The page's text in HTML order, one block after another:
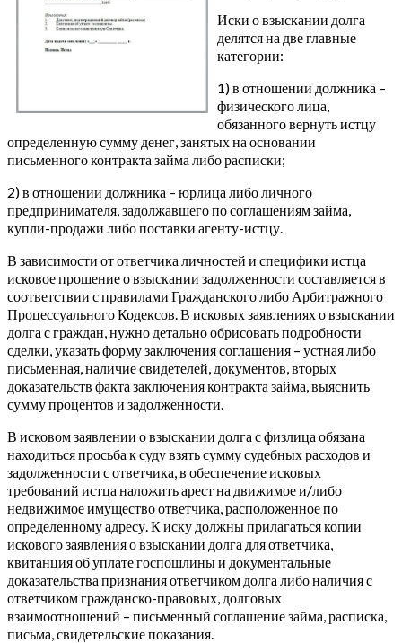
Иски о взыскании долга
делятся на две главные
категории:
1) в отношении должника –
физического лица,
обязанного вернуть истцу
определенную сумму денег, занятых на основании
письменного контракта займа либо расписки;
2) в отношении должника – юрлица либо личного
предпринимателя, задолжавшего по соглашениям займа,
купли-продажи либо поставки агенту-истцу.
В зависимости от ответчика личностей и специфики истца
исковое прошение о взыскании задолженности составляется в
соответствии с правилами Гражданского либо Арбитражного
Процессуального Кодексов. В исковых заявлениях о взыскании
долга с граждан, нужно детально обрисовать подробности
сделки, указать форму заключения соглашения – устная либо
письменная, наличие свидетелей, документов, вторых
доказательств факта заключения контракта займа, выяснить
сумму процентов и задолженности.
В исковом заявлении о взыскании долга с физлица обязана
находиться просьба к суду взять сумму судебных расходов и
задолженности с ответчика, в обеспечение исковых
требований истца наложить арест на движимое и/либо
недвижимое имущество ответчика, расположенное по
определенному адресу.К иску должны прилагаться копии
искового заявления о взыскании долга для ответчика,
квитанция об уплате госпошлины и документальные
доказательства признания ответчиком долга либо наличия с
ответчиком гражданско-правовых, долговых
взаимоотношений – письменный соглашение займа, расписка,
письма, свидетельские показания.